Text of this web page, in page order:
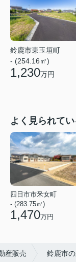
鈴鹿市東玉垣町
- (254.16㎡)
1,230万円
よく見られて
四日市市釆女町
- (283.75㎡)
1,470万円
産販売 鈴鹿市